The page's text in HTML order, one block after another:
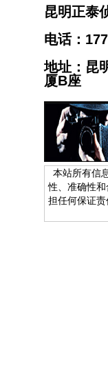
昆明正泰
电话：
地址： 昆
厦B座
本站所有信
性、准确性
担任何保证